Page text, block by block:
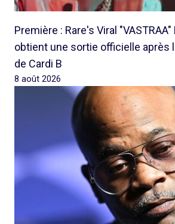
Première : Rare's Viral
obtient une sortie officielle après
de Cardi B
8 août 2026